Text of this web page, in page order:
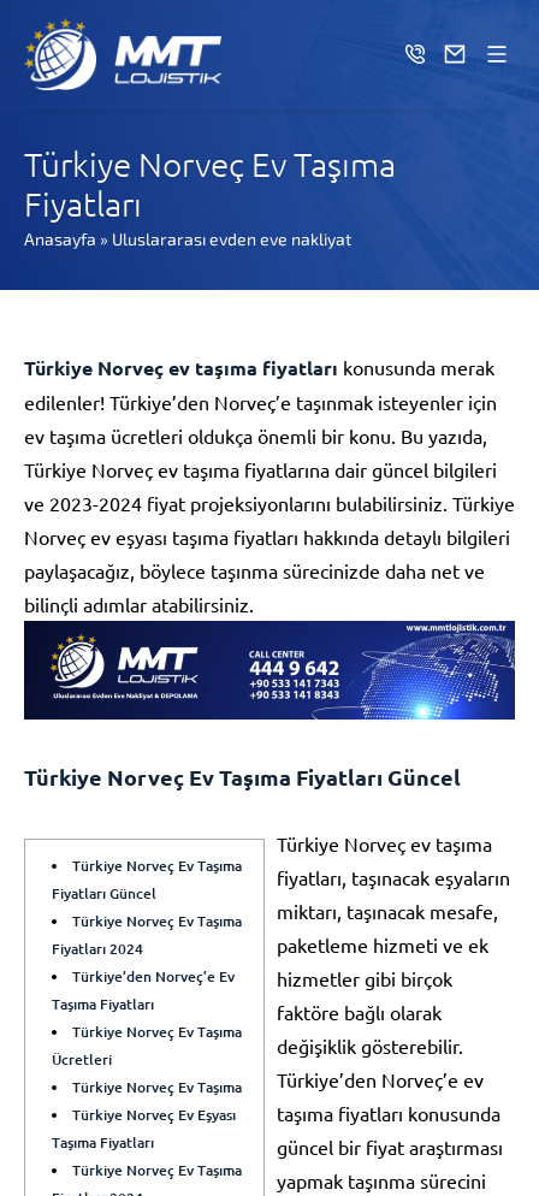
Türkiye Norveç Ev Taşıma
Fiyatları
Anasayfa » Uluslararası evden eve nakliyat
Türkiye Norveç ev taşıma fiyatları konusunda merak
edilenler! Türkiye’den Norveç’e taşınmak isteyenler için
ev taşıma ücretleri oldukça önemli bir konu. Bu yazıda,
Türkiye Norveç ev taşıma fiyatlarına dair güncel bilgileri
ve 2023-2024 fiyat projeksiyonlarını bulabilirsiniz. Türkiye
Norveç ev eşyası taşıma fiyatları hakkında detaylı bilgileri
paylaşacağız, böylece taşınma sürecinizde daha net ve
bilinçli adımlar atabilirsiniz.
Türkiye Norveç Ev Taşıma Fiyatları Güncel
Türkiye Norveç Ev Taşıma
Fiyatları Güncel
Türkiye Norveç Ev Taşıma
Fiyatları 2024
Türkiye’den Norveç’e Ev
Taşıma Fiyatları
Türkiye Norveç Ev Taşıma
Ücretleri
Türkiye Norveç Ev Taşıma
Türkiye Norveç Ev Eşyası
Taşıma Fiyatları
Türkiye Norveç Ev Taşıma
Türkiye Norveç ev taşıma
fiyatları, taşınacak eşyaların
miktarı, taşınacak mesafe,
paketleme hizmeti ve ek
hizmetler gibi birçok
faktöre bağlı olarak
değişiklik gösterebilir.
Türkiye’den Norveç’e ev
taşıma fiyatları konusunda
güncel bir fiyat araştırması
yapmak taşınma sürecini